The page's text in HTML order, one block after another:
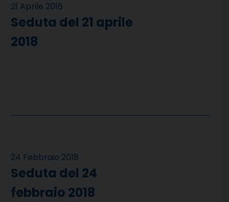
21 Aprile 2018
Seduta del 21 aprile
2018
24 Febbraio 2018
Seduta del 24
febbraio 2018